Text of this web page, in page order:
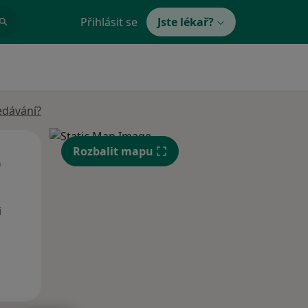
Přihlásit se Jste lékař?
St Čt
13 Srpen
Rozbalit mapu